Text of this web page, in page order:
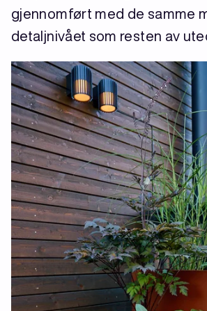
gjennomført med de samme
detaljnivået som resten av